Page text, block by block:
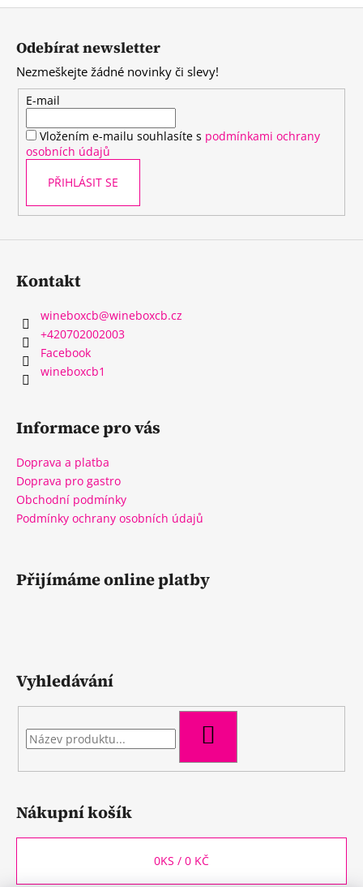
Z
Odebírat newsletter
Nezmeškejte žádné novinky či slevy!
E-mail
Vložením e-mailu souhlasíte s podmínkami ochrany
osobních údajů
PŘIHLÁSIT SE
Kontakt
wineboxcb@wineboxcb.cz
+420702002003
Facebook
wineboxcb1
Informace pro vás
Doprava a platba
Doprava pro gastro
Obchodní podmínky
Podmínky ochrany osobních údajů
Přijímáme online platby
Vyhledávání
Nákupní košík
0KS / 0 KČ